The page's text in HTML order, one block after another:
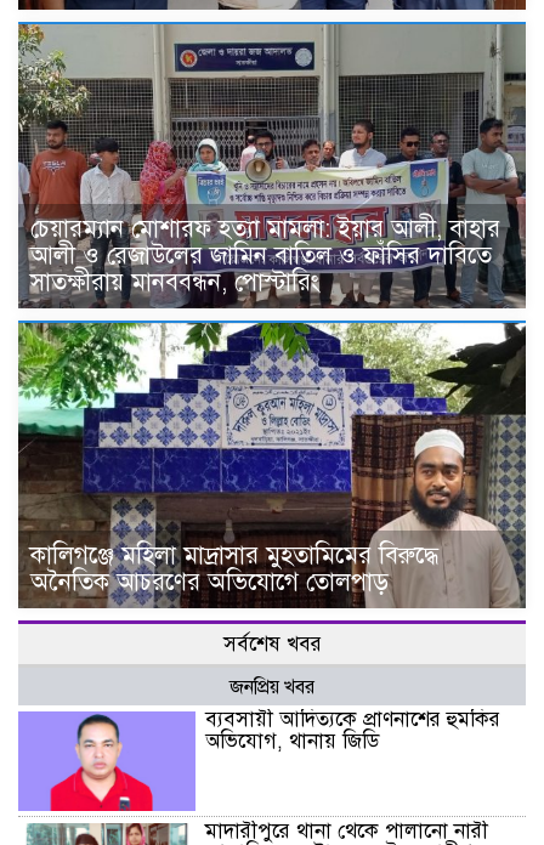
চেয়ারম্যান মোশারফ হত্যা মামলা: ইয়ার আলী, বাহার
আলী ও রেজাউলের জামিন বাতিল ও ফাঁসির দাবিতে
সাতক্ষীরায় মানববন্ধন, পোস্টারিং
কালিগঞ্জে মহিলা মাদ্রাসার মুহতামিমের বিরুদ্ধে
অনৈতিক আচরণের অভিযোগে তোলপাড়
সর্বশেষ খবর
জনপ্রিয় খবর
ব্যবসায়ী আদিত্যকে প্রাণনাশের হুমকির
অভিযোগ, থানায় জিডি
মাদারীপুরে থানা থেকে পালানো নারী